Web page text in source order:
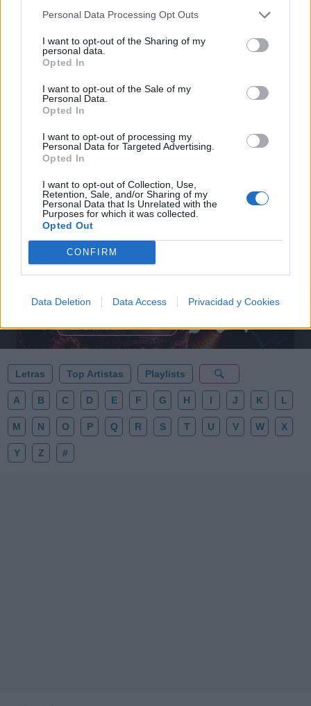
Personal Data Processing Opt Outs
I want to opt-out of the Sharing of my
personal data.
Opted In
I want to opt-out of the Sale of my
Personal Data.
Opted In
I want to opt-out of processing my
Personal Data for Targeted Advertising.
Opted In
I want to opt-out of Collection, Use,
Retention, Sale, and/or Sharing of my
Personal Data that Is Unrelated with the
Purposes for which it was collected.
Opted Out
CONFIRM
Data Deletion Data Access Privacidad y Cookies
Añadir un comentario ...
🪐🚀 Canciones para Ver las Estrellas:
Psicodelia y Space Rock 🎸✨
🌌🚀 Viaje intergaláctico: la mejor selección de
tus noches de astronomía. 🪐🎸 Desconecta, mira
✨⭐
Letras Top Artistas Playlists
A B C D E F G H I J K L
M N O P Q R S T U V W X
Y Z #